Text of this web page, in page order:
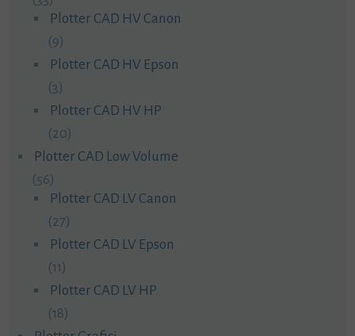
Plotter CAD HV Canon
(9)
Plotter CAD HV Epson
(3)
Plotter CAD HV HP
(20)
Plotter CAD Low Volume
(56)
Plotter CAD LV Canon
(27)
Plotter CAD LV Epson
(11)
Plotter CAD LV HP
(18)